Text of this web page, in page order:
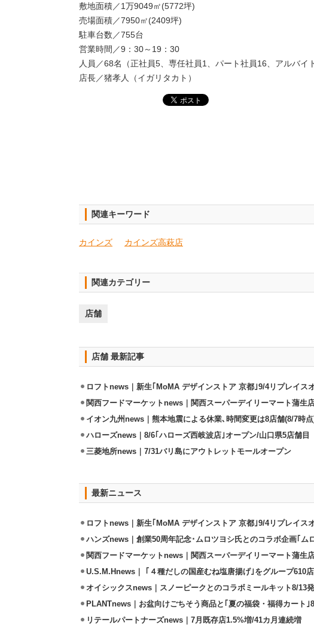
敷地面積／1万9049㎡(5772坪)
売場面積／7950㎡(2409坪)
駐車台数／755台
営業時間／9：30～19：30
人員／68名（正社員5、専任社員1、パート社員16、アルバイ
店長／猪孝人（イガリタカト）
関連キーワード
カインズ カインズ高萩店
関連カテゴリー
店舗
店舗 最新記事
ロフトnews｜新生｢MoMA デザインストア 京都｣9/4リプレイス
関西フードマーケットnews｜関西スーパーデイリーマート蒲生
イオン九州news｜熊本地震による休業､時間変更は8店舗(8/7時
ハローズnews｜8/6｢ハローズ西岐波店｣オープン/山口県5店舗目
三菱地所news｜7/31バリ島にアウトレットモールオープン
最新ニュース
ロフトnews｜新生｢MoMA デザインストア 京都｣9/4リプレイス
ハンズnews｜創業50周年記念･ムロツヨシ氏とのコラボ企画｢ム
関西フードマーケットnews｜関西スーパーデイリーマート蒲生
U.S.M.Hnews｜ ｢４種だしの国産むね塩唐揚げ｣をグループ610
オイシックスnews｜スノーピークとのコラボミールキット8/13
PLANTnews｜お盆向けごちそう商品と｢夏の福袋・福得カート｣
リテールパートナーズnews｜7月既存店1.5%増/41カ月連続増